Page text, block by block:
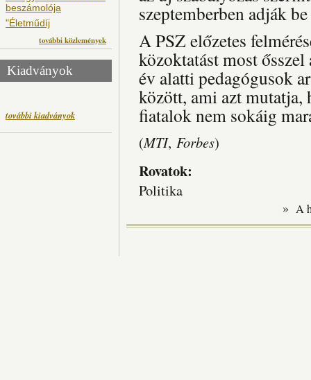
beszámolója
"Életműdíj
további közlemények
Kiadványok
további kiadványok
szeptemberben adják
A PSZ előzetes
közoktatást most
év alatti pedagógusok
között, ami azt
fiatalok nem sokáig
(MTI, Forbes)
Rovatok:
Politika
» A